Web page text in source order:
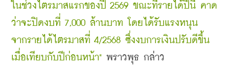
ในช่วงไตรมาสแรกของปี 2569 ขณะที่รายได้ปีนี้ คาด
ว่าจะปิดงบที่ 7,000 ล้านบาท โดยได้รับแรงหนุน
จากรายได้ไตรมาสที่ 4/2568 ซึ่งงบการเงินปรับดีขึ้น
เมื่อเทียบกับปีก่อนหน้า" พราวพุธ กล่าว